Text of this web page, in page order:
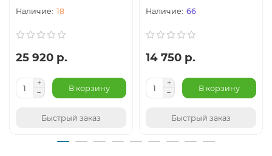
18
25 920 р.
В корзину
Быстрый заказ
66
14 750 р.
В корзину
Быстрый заказ